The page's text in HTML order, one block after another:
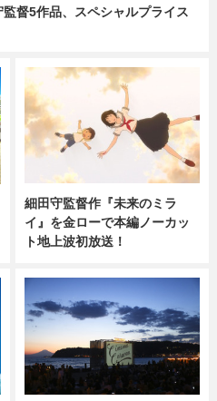
監督5作品、スペシャルプライス
細田守監督作『未来のミラ
イ』を金ローで本編ノーカッ
ト地上波初放送！